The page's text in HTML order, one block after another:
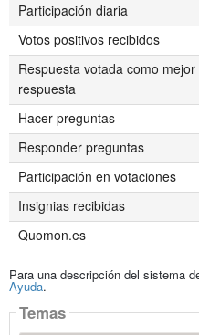
Participación diaria
Votos positivos recibidos
Respuesta votada como mejor
respuesta
Hacer preguntas
Responder preguntas
Participación en votaciones
Insignias recibidas
Quomon.es
Para una descripción del sistema
Ayuda.
Temas